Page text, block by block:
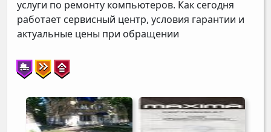
услуги по ремонту компьютеров. Как сегодня
работает сервисный центр, условия гарантии и
актуальные цены при обращении